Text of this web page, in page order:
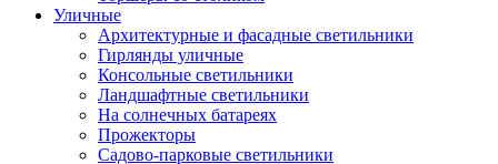
Уличные
Архитектурные и фасадные светильники
Гирлянды уличные
Консольные светильники
Ландшафтные светильники
На солнечных батареях
Прожекторы
Садово-парковые светильники